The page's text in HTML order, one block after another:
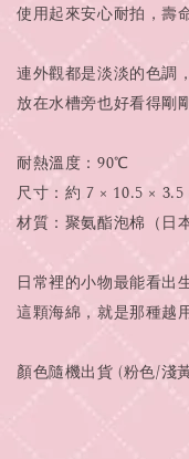
使用起來安心耐拍，壽
連外觀都是淡淡的色調，
放在水槽旁也好看得剛
耐熱溫度：90℃
尺寸：約 7 × 10.5 ×
材質：聚氨酯泡棉（日
日常裡的小物最能看出
這顆海綿，就是那種越
顏色隨機出貨 (粉色/淺